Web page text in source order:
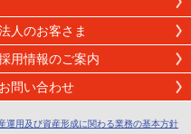
人のお客さま
用情報のご案内
お問い合わせ
運用及び資産形成に関わる業務の基本方針